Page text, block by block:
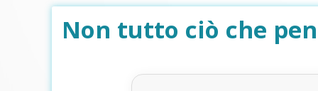
Non tutto ciò che